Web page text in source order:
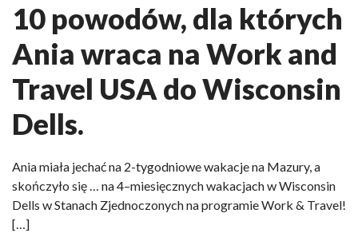
10 powodów, dla których
Ania wraca na Work and
Travel USA do Wisconsin
Dells.
Ania miała jechać na 2-tygodniowe wakacje na Mazury, a
skończyło się … na 4–miesięcznych wakacjach w Wisconsin
Dells w Stanach Zjednoczonych na programie Work & Travel!
[…]